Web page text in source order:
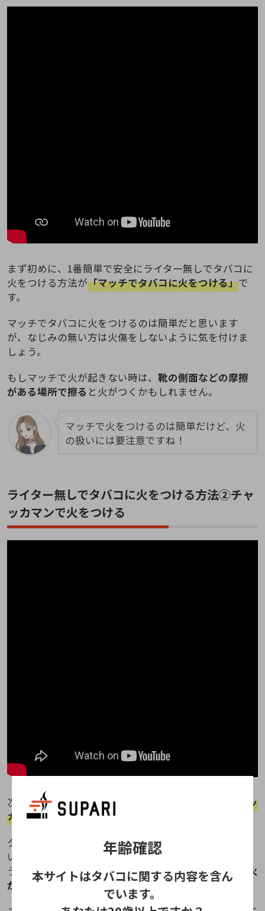
まず初めに、1番簡単で安全にライター無しでタバコに
火をつける方法が「マッチでタバコに火をつける」で
す。
マッチでタバコに火をつけるのは簡単だと思います
が、なじみの無い方は火傷をしないように気を付けま
しょう。
もしマッチで火が起きない時は、 靴の側面などの摩擦
がある場所で擦る と火がつくかもしれません。
マッチで火をつけるのは簡単だけど、火
の扱いには要注意ですね！
ライター無しでタバコに火をつける方法②チャ
ッカマンで火をつける
次にライター無しでタバコに火をつける方法が
「チャッ
カマンでタバコに火をつける」
タバコをスマートに吸えませんが、火をつける術がな
い今は、ライターの代わりになるので使ってみましょ
う！
鏡を見ながら着火するとライター無しでも上手に火
がつきます。
年齢確認
本サイトはタバコに関する内容を含ん
でいます。